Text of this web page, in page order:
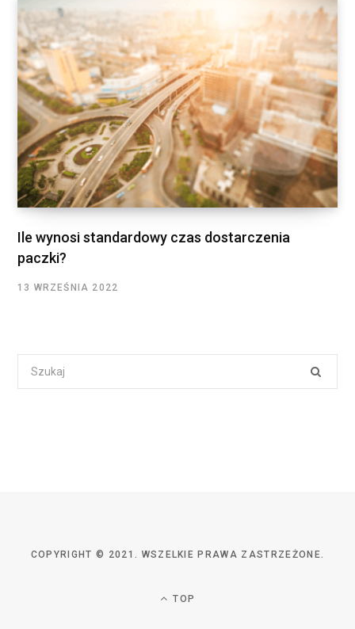
Ile wynosi standardowy czas dostarczenia
paczki?
13 WRZEŚNIA 2022
COPYRIGHT © 2021. WSZELKIE PRAWA ZASTRZEŻONE.
TOP